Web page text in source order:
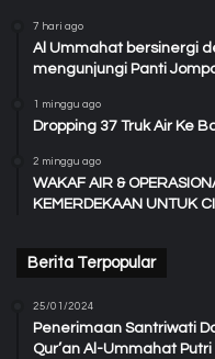
7 hari ago
Al Ummahat bersinergi
mengunjungi Panti
1 minggu ago
Dropping 37 Truk Air Ke
2 minggu ago
WAKAF AIR &
KEMERDEKAAN UNTUK
Berita Terpopular
25/01/2024
Penerimaan Santriwati
Qur’an Al-Ummahat